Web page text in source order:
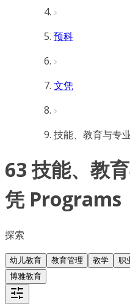
预科
文凭
技能、教育与专
63 技能、教
凭 Programs
探索
幼儿教育 教育管理 教学 职
博雅教育